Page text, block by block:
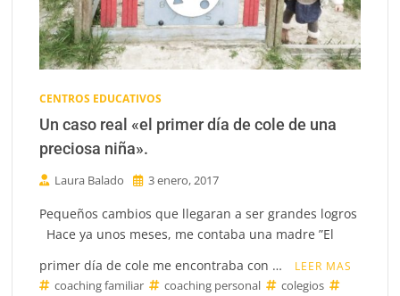
CENTROS EDUCATIVOS
Un caso real «el primer día de cole de una
preciosa niña».
Laura Balado 3 enero, 2017
Pequeños cambios que llegaran a ser grandes logros
Hace ya unos meses, me contaba una madre ”El
primer día de cole me encontraba con …
LEER MAS
coaching familiar coaching personal colegios